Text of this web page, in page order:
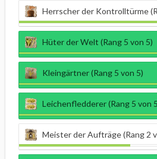
Herrscher der Kontrolltürme
Hüter der Welt (Rang 5 von 5)
Kleingärtner (Rang 5 von 5)
Leichenfledderer (Rang 5 von
Meister der Aufträge (Rang 2